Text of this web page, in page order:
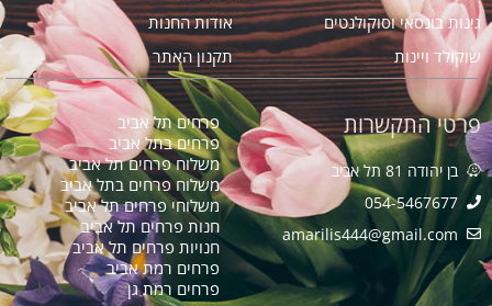
גינות בונסאי וסוקולנטים
שוקולד ויינות
אודות החנות
תקנון האתר
פרטי התקשרות
בן יהודה 81 תל אביב
054-5467677
amarilis444@gmail.com​
פרחים תל אביב
פרחים בתל אביב
משלוח פרחים תל אביב
משלוח פרחים בתל אביב
משלוחי פרחים תל אביב
חנות פרחים תל אביב
חנויות פרחים תל אביב
פרחים רמת אביב
פרחים רמת גן